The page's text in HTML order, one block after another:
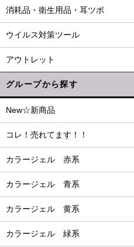
消耗品・衛生用品・耳ツボ
ウイルス対策ツール
アウトレット
グループから探す
New☆新商品
コレ！売れてます！！
カラージェル 赤系
カラージェル 青系
カラージェル 黄系
カラージェル 緑系